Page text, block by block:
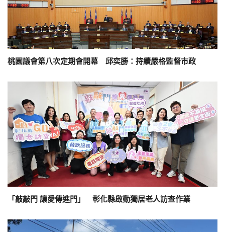
桃園議會第八次定期會開幕 邱奕勝：持續嚴格監督市政
「敲敲門 讓愛傳進門」 彰化縣啟動獨居老人訪查作業